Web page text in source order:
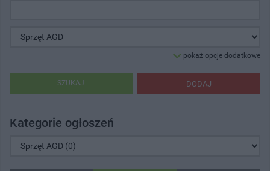
pokaż opcje dodatkowe
DODAJ
SZUKAJ
Kategorie ogłoszeń